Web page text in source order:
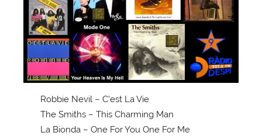
Robbie Nevil – C’est La Vie
The Smiths – This Charming Man
La Bionda – One For You One For Me